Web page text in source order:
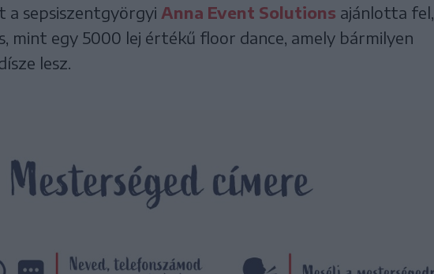
a sepsiszentgyörgyi Anna Event Solutions ajánlotta fel,
mint egy 5000 lej értékű floor dance, amely bármilyen
lesz.